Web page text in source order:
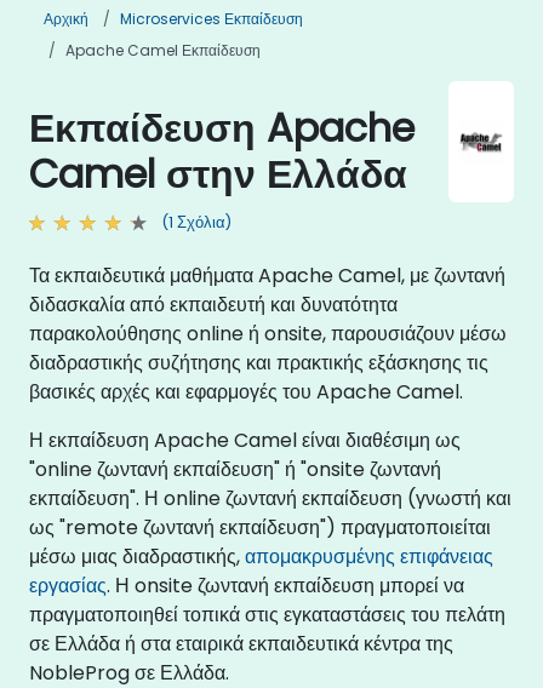
Αρχική
Microservices Εκπαίδευση
Apache Camel Εκπαίδευση
Εκπαίδευση Apache
Camel στην Ελλάδα
(1 Σχόλια)
Τα εκπαιδευτικά μαθήματα Apache Camel, με ζωντανή
διδασκαλία από εκπαιδευτή και δυνατότητα
παρακολούθησης online ή onsite, παρουσιάζουν μέσω
διαδραστικής συζήτησης και πρακτικής εξάσκησης τις
βασικές αρχές και εφαρμογές του Apache Camel.
Η εκπαίδευση Apache Camel είναι διαθέσιμη ως
"online ζωντανή εκπαίδευση" ή "onsite ζωντανή
εκπαίδευση". Η online ζωντανή εκπαίδευση (γνωστή και
ως "remote ζωντανή εκπαίδευση") πραγματοποιείται
μέσω μιας διαδραστικής,απομακρυσμένης επιφάνειας
εργασίας. Η onsite ζωντανή εκπαίδευση μπορεί να
πραγματοποιηθεί τοπικά στις εγκαταστάσεις του πελάτη
σε Ελλάδα ή στα εταιρικά εκπαιδευτικά κέντρα της
NobleProg σε Ελλάδα.